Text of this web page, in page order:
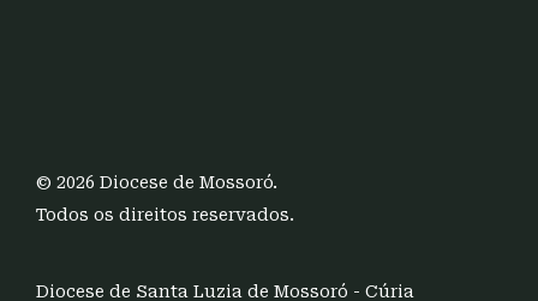
© 2026 Diocese de Mossoró.
Todos os direitos reservados.
Diocese de Santa Luzia de Mossoró - Cúria